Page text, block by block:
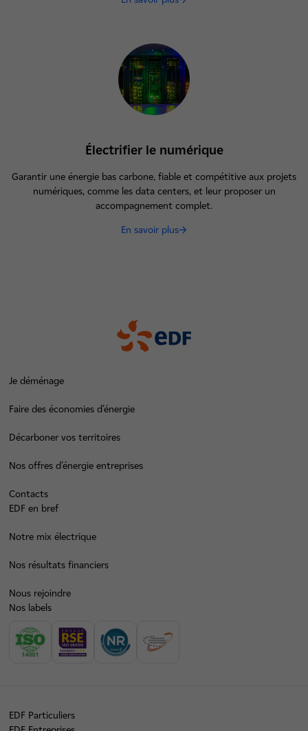
Électrifier le numérique
Garantir une énergie bas carbone, fiable et compétitive aux projets
numériques, comme les data centers, et leur proposer un
accompagnement complet.
En savoir plus
Je déménage
Faire des économies d’énergie
Décarboner vos territoires
Nos offres d’énergie entreprises
Contacts
EDF en bref
Notre mix électrique
Nos résultats financiers
Nous rejoindre
Nos labels
EDF Particuliers